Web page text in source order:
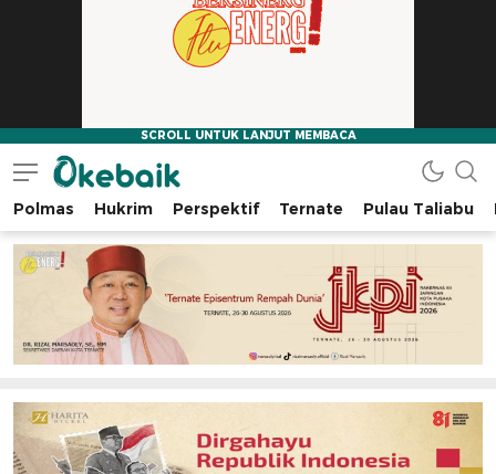
Okebaik.id
Baiknya Dibaca
Polmas Hukrim Perspektif Ternate Pulau Taliabu